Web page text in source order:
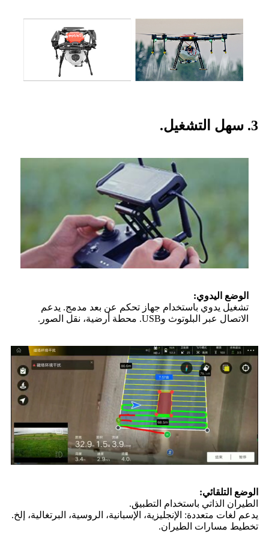
3. سهل التشغيل.
الوضع اليدوي:
تشغيل يدوي باستخدام جهاز تحكم عن بعد مدمج. يدعم
الاتصال عبر البلوتوث وUSB. محطة أرضية، نقل الصور.
الوضع التلقائي:
الطيران الذاتي باستخدام التطبيق.
يدعم لغات متعددة: الإنجليزية، الإسبانية، الروسية، البرتغالية، إلخ.
تخطيط مسارات الطيران.